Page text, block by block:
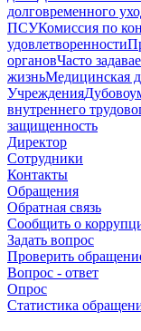
долговременного
ПСУКомиссия по
удовлетворенности
органовЧасто
жизньМедицинская
Учреждения
внутреннего
защищенность
Директор
Сотрудники
Контакты
Обращения
Обратная связь
Сообщить о
Задать вопрос
Проверить
Вопрос - ответ
Опрос
Статистика